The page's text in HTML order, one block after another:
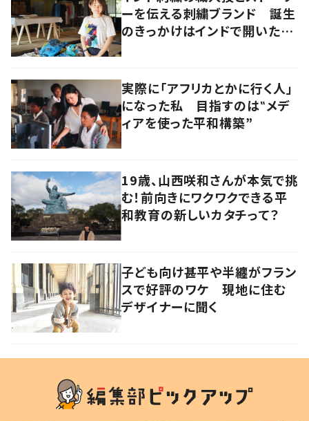
ーを伝える刺繍ブランド 誕生
のきっかけはインドで開いたフ
実際に「アフリカとかに行く人」
になった私 目指すのは‟メデ
ィアを使った平和構築”
19歳、山西咲和さんが本気で挑
む！前向きにワクワクできる平
和教育の新しいカタチって？
子ども向け甚平や半纏がフラン
スで好評のワケ 現地に住む
デザイナーに聞く